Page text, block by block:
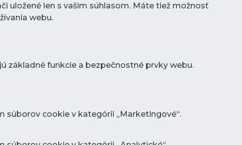
uložené len s vašim súhlasom. Máte tiež možnosť
webu.
základné funkcie a bezpečnostné prvky webu.
súborov cookie v kategórii „Marketingové“.